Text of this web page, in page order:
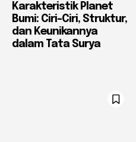
Karakteristik Planet
Bumi: Ciri-Ciri, Struktur,
dan Keunikannya
dalam Tata Surya